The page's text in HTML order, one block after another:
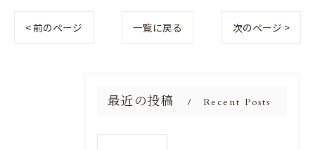
< 前のページ 一覧に戻る 次のページ >
最近の投稿 Recent Posts